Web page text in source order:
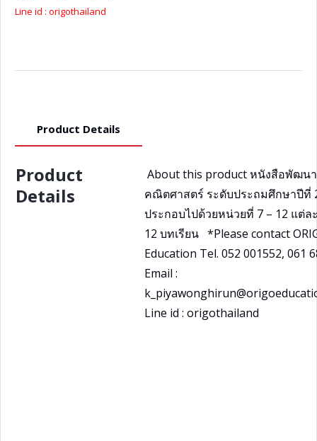
Line id : origothailand
Product Details
Product
Details
About this product หนังสือพัฒน
คณิตศาสตร์ ระดับประถมศึกษาปีที่
ประกอบไปด้วยหน่วยที่ 7 – 12 แต่
12 บทเรียน *Please contact
Education Tel. 052 001552, 061
Email :
Line id : origothailand